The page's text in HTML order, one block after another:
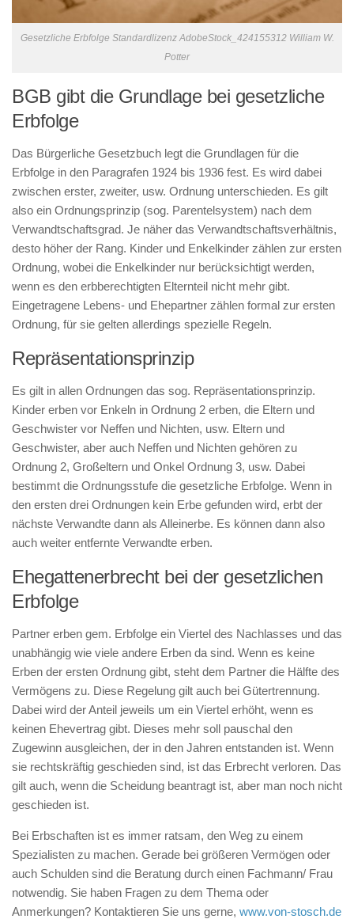
Gesetzliche Erbfolge Standardlizenz AdobeStock_424155312 William W.
Potter
BGB gibt die Grundlage bei gesetzliche
Erbfolge
Das Bürgerliche Gesetzbuch legt die Grundlagen für die
Erbfolge in den Paragrafen 1924 bis 1936 fest. Es wird dabei
zwischen erster, zweiter, usw. Ordnung unterschieden. Es gilt
also ein Ordnungsprinzip (sog. Parentelsystem) nach dem
Verwandtschaftsgrad. Je näher das Verwandtschaftsverhältnis,
desto höher der Rang. Kinder und Enkelkinder zählen zur ersten
Ordnung, wobei die Enkelkinder nur berücksichtigt werden,
wenn es den erbberechtigten Elternteil nicht mehr gibt.
Eingetragene Lebens- und Ehepartner zählen formal zur ersten
Ordnung, für sie gelten allerdings spezielle Regeln.
Repräsentationsprinzip
Es gilt in allen Ordnungen das sog. Repräsentationsprinzip.
Kinder erben vor Enkeln in Ordnung 2 erben, die Eltern und
Geschwister vor Neffen und Nichten, usw. Eltern und
Geschwister, aber auch Neffen und Nichten gehören zu
Ordnung 2, Großeltern und Onkel Ordnung 3, usw. Dabei
bestimmt die Ordnungsstufe die gesetzliche Erbfolge. Wenn in
den ersten drei Ordnungen kein Erbe gefunden wird, erbt der
nächste Verwandte dann als Alleinerbe. Es können dann also
auch weiter entfernte Verwandte erben.
Ehegattenerbrecht bei der gesetzlichen
Erbfolge
Partner erben gem. Erbfolge ein Viertel des Nachlasses und das
unabhängig wie viele andere Erben da sind. Wenn es keine
Erben der ersten Ordnung gibt, steht dem Partner die Hälfte des
Vermögens zu. Diese Regelung gilt auch bei Gütertrennung.
Dabei wird der Anteil jeweils um ein Viertel erhöht, wenn es
keinen Ehevertrag gibt. Dieses mehr soll pauschal den
Zugewinn ausgleichen, der in den Jahren entstanden ist. Wenn
sie rechtskräftig geschieden sind, ist das Erbrecht verloren. Das
gilt auch, wenn die Scheidung beantragt ist, aber man noch nicht
geschieden ist.
Bei Erbschaften ist es immer ratsam, den Weg zu einem
Spezialisten zu machen. Gerade bei größeren Vermögen oder
auch Schulden sind die Beratung durch einen Fachmann/ Frau
notwendig. Sie haben Fragen zu dem Thema oder
Anmerkungen? Kontaktieren Sie uns gerne, www.von-stosch.de